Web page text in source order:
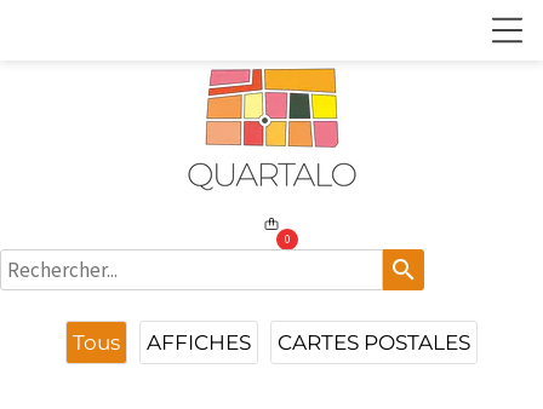
0
search
Tous AFFICHES CARTES POSTALES